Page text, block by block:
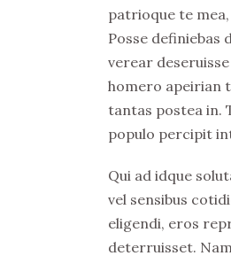
patrioque te
Posse
verear
homero apeirian
tantas postea in.
populo percipit
Qui ad idque
vel sensibus
eligendi, eros
deterruisset.